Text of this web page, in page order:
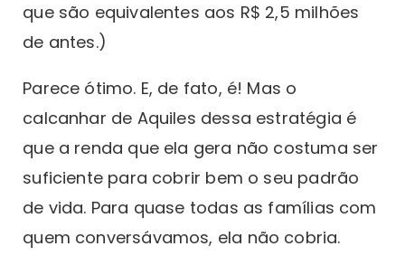
que são equivalentes aos R$ 2,5 milhões
de antes.)
Parece ótimo. E, de fato, é! Mas o
calcanhar de Aquiles dessa estratégia é
que a renda que ela gera não costuma ser
suficiente para cobrir bem o seu padrão
de vida. Para quase todas as famílias com
quem conversávamos, ela não cobria.